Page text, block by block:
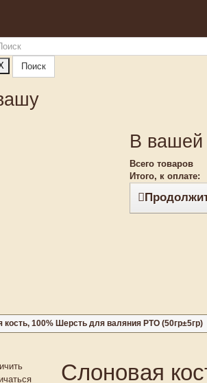
Поиск
В вашей
Всего товаров
Итого, к оплате:
кость, 100% Шерсть для валяния РТО (50гр±5гр)
Слоновая